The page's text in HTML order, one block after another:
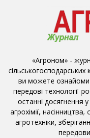
«Агроном» -
ви можете
передові технології
останні досягнення
агрохімії,
агротехніки,